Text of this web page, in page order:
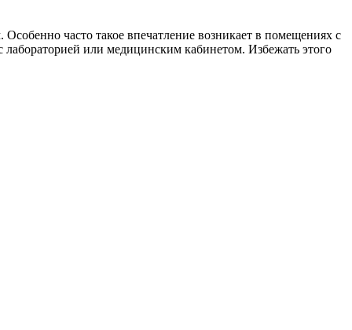
часто такое впечатление возникает в помещениях с
или медицинским кабинетом. Избежать этого